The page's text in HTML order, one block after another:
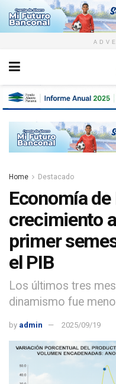
Home Destacado
Economía
crecimiento
primer
el PIB
Los últimos tres
dinamismo fue
by admin 2025/09/19